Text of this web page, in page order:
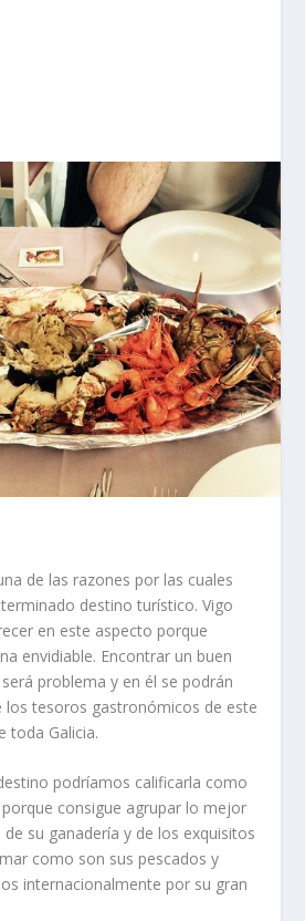
de las razones por las cuales
destino turístico. Vigo
en este aspecto porque
envidiable. Encontrar un buen
problema y en él se podrán
los tesoros gastronómicos de este
toda Galicia.
podríamos calificarla como
consigue agrupar lo mejor
su ganadería y de los exquisitos
como son sus pescados y
internacionalmente por su gran